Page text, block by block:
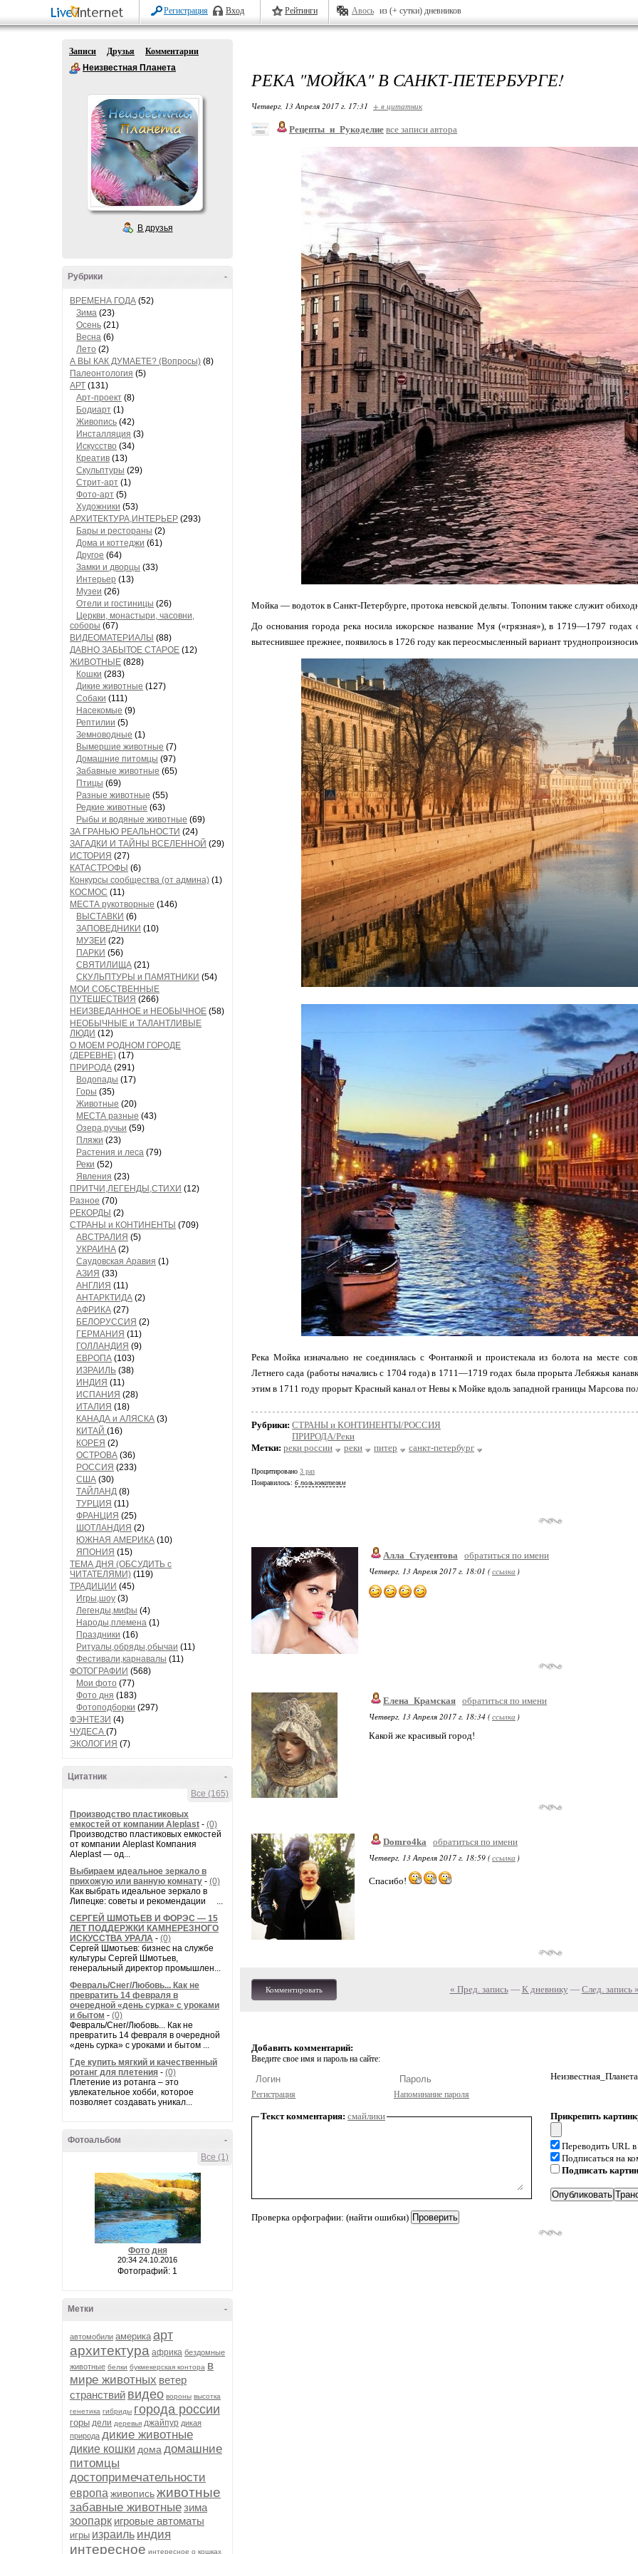
Регистрация Вход Рейтинги Авось из (+ сутки) дневников
Записи Друзья
Комментарии
Неизвестная Планета
В друзья
-
Рубрики
ВРЕМЕНА ГОДА (52)
Зима (23)
Осень (21)
Весна (6)
Лето (2)
А ВЫ КАК ДУМАЕТЕ? (Вопросы) (8)
Палеонтология (5)
АРТ (131)
Арт-проект (8)
Бодиарт (1)
Живопись (42)
Инсталляция (3)
Искусство (34)
Креатив (13)
Скульптуры (29)
Стрит-арт (1)
Фото-арт (5)
Художники (53)
АРХИТЕКТУРА,ИНТЕРЬЕР (293)
Бары и рестораны (2)
Дома и коттеджи (61)
Другое (64)
Замки и дворцы (33)
Интерьер (13)
Музеи (26)
Отели и гостиницы (26)
Церкви, монастыри, часовни,
соборы (67)
ВИДЕОМАТЕРИАЛЫ (88)
ДАВНО ЗАБЫТОЕ СТАРОЕ (12)
ЖИВОТНЫЕ (828)
Кошки (283)
Дикие животные (127)
Собаки (111)
Насекомые (9)
Рептилии (5)
Земноводные (1)
Вымершие животные (7)
Домашние питомцы (97)
Забавные животные (65)
Птицы (69)
Разные животные (55)
Редкие животные (63)
Рыбы и водяные животные (69)
ЗА ГРАНЬЮ РЕАЛЬНОСТИ (24)
ЗАГАДКИ И ТАЙНЫ ВСЕЛЕННОЙ (29)
ИСТОРИЯ (27)
КАТАСТРОФЫ (6)
Конкурсы сообщества (от админа) (1)
КОСМОС (11)
МЕСТА рукотворные (146)
ВЫСТАВКИ (6)
ЗАПОВЕДНИКИ (10)
МУЗЕИ (22)
ПАРКИ (56)
СВЯТИЛИЩА (21)
СКУЛЬПТУРЫ и ПАМЯТНИКИ (54)
МОИ СОБСТВЕННЫЕ
ПУТЕШЕСТВИЯ (266)
НЕИЗВЕДАННОЕ и НЕОБЫЧНОЕ (58)
НЕОБЫЧНЫЕ и ТАЛАНТЛИВЫЕ
ЛЮДИ (12)
О МОЕМ РОДНОМ ГОРОДЕ
(ДЕРЕВНЕ) (17)
ПРИРОДА (291)
Водопады (17)
Горы (35)
Животные (20)
МЕСТА разные (43)
Озера,ручьи (59)
Пляжи (23)
Растения и леса (79)
Реки (52)
Явления (23)
ПРИТЧИ,ЛЕГЕНДЫ,СТИХИ (12)
Разное (70)
РЕКОРДЫ (2)
СТРАНЫ и КОНТИНЕНТЫ (709)
АВСТРАЛИЯ (5)
УКРАИНА (2)
Саудовская Аравия (1)
АЗИЯ (33)
АНГЛИЯ (11)
АНТАРКТИДА (2)
АФРИКА (27)
БЕЛОРУССИЯ (2)
ГЕРМАНИЯ (11)
ГОЛЛАНДИЯ (9)
ЕВРОПА (103)
ИЗРАИЛЬ (38)
ИНДИЯ (11)
ИСПАНИЯ (28)
ИТАЛИЯ (18)
КАНАДА и АЛЯСКА (3)
КИТАЙ (16)
КОРЕЯ (2)
ОСТРОВА (36)
РОССИЯ (233)
США (30)
ТАЙЛАНД (8)
ТУРЦИЯ (11)
ФРАНЦИЯ (25)
ШОТЛАНДИЯ (2)
ЮЖНАЯ АМЕРИКА (10)
ЯПОНИЯ (15)
ТЕМА ДНЯ (ОБСУДИТЬ с
ЧИТАТЕЛЯМИ) (119)
ТРАДИЦИИ (45)
Игры,шоу (3)
Легенды,мифы (4)
Народы,племена (1)
Праздники (16)
Ритуалы,обряды,обычаи (11)
Фестивали,карнавалы (11)
ФОТОГРАФИИ (568)
Мои фото (77)
Фото дня (183)
Фотоподборки (297)
ФЭНТЕЗИ (4)
ЧУДЕСА (7)
ЭКОЛОГИЯ (7)
-
Цитатник
Все (165)
Производство пластиковых
емкостей от компании Aleplast - (0)
Производство пластиковых емкостей
от компании Aleplast Компания
Aleplast — од...
Выбираем идеальное зеркало в
прихожую или ванную комнату - (0)
Как выбрать идеальное зеркало в
Липецке: советы и рекомендации ...
СЕРГЕЙ ШМОТЬЕВ И ФОРЭС — 15
ЛЕТ ПОДДЕРЖКИ КАМНЕРЕЗНОГО
ИСКУССТВА УРАЛА - (0)
Сергей Шмотьев: бизнес на службе
культуры Сергей Шмотьев,
генеральный директор промышлен...
Февраль/Снег/Любовь... Как не
превратить 14 февраля в
очередной «день сурка» с уроками
и бытом - (0)
Февраль/Снег/Любовь... Как не
превратить 14 февраля в очередной
«день сурка» с уроками и бытом ...
Где купить мягкий и качественный
ротанг для плетения - (0)
Плетение из ротанга – это
увлекательное хобби, которое
позволяет создавать уникал...
-
Фотоальбом
Все (1)
Фото дня
20:34 24.10.2016
Фотографий: 1
-
Метки
автомобили америка арт
архитектура африка бездомные
животные белки букмекерская контора в
мире животных ветер
странствий видео вороны высотка
генетика гибриды города россии
горы дели деревья джайпур дикая
природа дикие животные
дикие кошки дома домашние
питомцы
достопримечательности
европа живописьживотные
забавные животныезима
зоопарк игровые автоматы
игры израиль индия
интересное интересное о кошках
РЕКА "МОЙКА" В САНКТ-ПЕТЕРБУРГЕ!
Четверг, 13 Апреля 2017 г. 17:31 + в цитатник
Рецепты_и_Рукоделие все записи автора
Мойка — водоток в Санкт-Петербурге, протока невской дельты. Топоним также служит
До основания города река носила ижорское название Муя («грязная»), в 1719—1797 годах
вытеснившее прежнее, появилось в 1726 году как переосмысленный вариант
Река Мойка изначально не соединялась с Фонтанкой и проистекала из болота на месте
Летнего сада (работы начались с 1704 года) в 1711—1719 годах была прорыта Лебяжья
этим в 1711 году прорыт Красный канал от Невы к Мойке вдоль западной границы Марсова
Рубрики: СТРАНЫ и КОНТИНЕНТЫ/РОССИЯ
ПРИРОДА/Реки
Метки: реки россии реки питер санкт-петербург
Процитировано 3 раз
Понравилось: 6 пользователям
Алла_Студентова
обратиться по имени
Четверг, 13 Апреля 2017 г. 18:01 (ссылка )
Елена_Крамская обратиться по имени
Четверг, 13 Апреля 2017 г. 18:34 (ссылка )
Какой же красивый город!
Domro4ka
обратиться по имени
Четверг, 13 Апреля 2017 г. 18:59 (ссылка )
Спасибо!
Комментировать « Пред. запись— К дневнику — След. запись »
Добавить комментарий:
Введите свое имя и пароль на сайте:
Регистрация Напоминание пароля
Текст комментария: смайлики
Проверка орфографии: (найти ошибки)
Прикрепить
Переводить URL
Подписаться на
Подписать